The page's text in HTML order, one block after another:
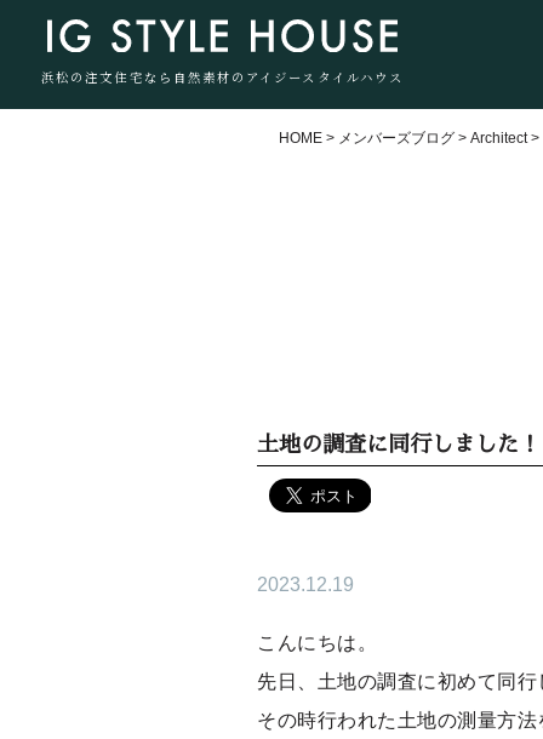
浜松の注文住宅なら自然素材のアイジースタイルハウス
HOME > メンバーズブログ >Architect >
土地の調査に同行しました！
2023.12.19
こんにちは。
先日、土地の調査に初めて同行
その時行われた土地の測量方